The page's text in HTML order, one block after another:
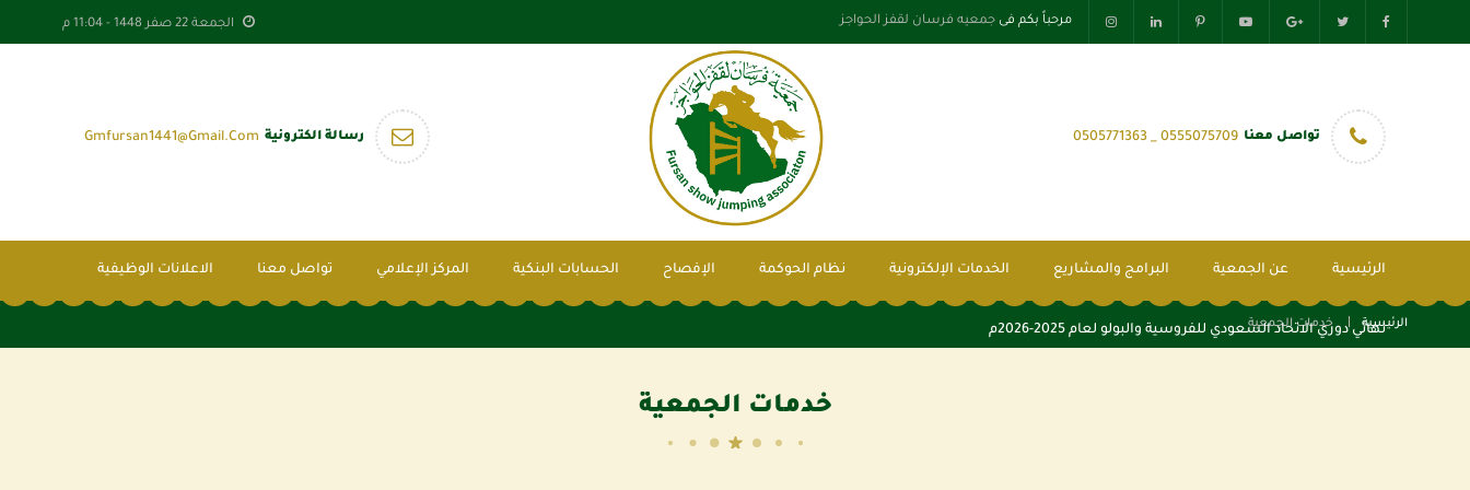
الجمعة 22 صفر 1448 - 11:04 م مرحباً بكم فى جمعيه فرسان لقفز الحواجز
تواصل معنا 0555075709 _ 0505771363 رسالة الكترونية Gmfursan1441@gmail.com
الرئيسية عن الجمعية البرامج والمشاريع الخدمات الإلكترونية نظام الحوكمة الإفصاح الحسابات البنكية المركز الإعلامي تواصل معنا الاعلانات الوظيفية
نهائي دوري الاتحاد السعودي للفروسية والبولو لعام 2025-2026مالرئيسية خدمات الجمعية
خدمات الجمعية